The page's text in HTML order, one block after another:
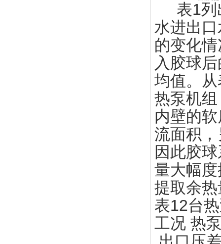
表1列
水进出
的变化
入胶球
均值。
热泵机
内壁的
流面积
因此胶
量大幅
提取余
表12台
工况 热